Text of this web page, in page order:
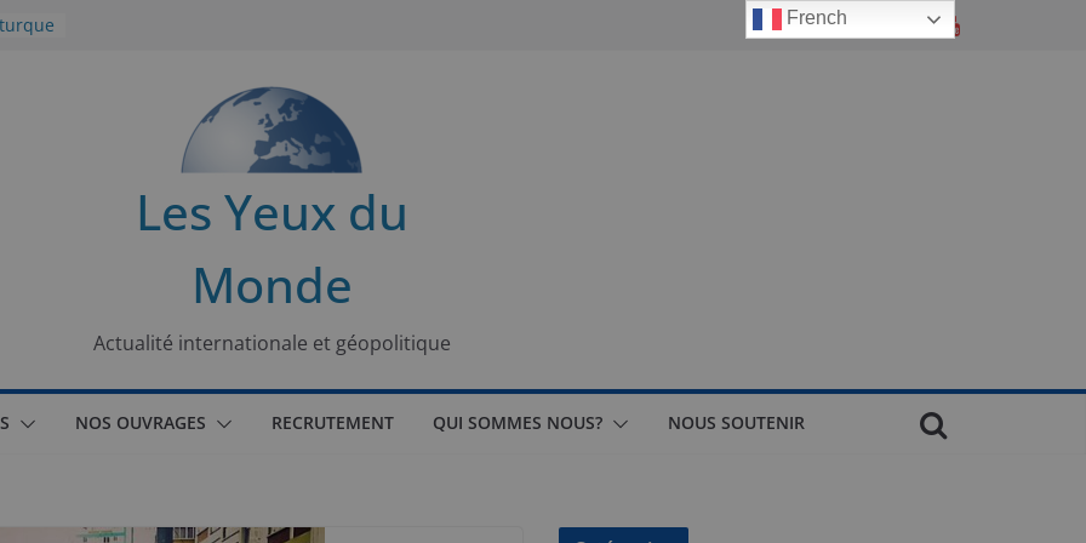
Les Yeux du
Monde
Actualité internationale et géopolitique
NOS OUVRAGES RECRUTEMENT QUI SOMMES NOUS? NOUS SOUTENIR
French